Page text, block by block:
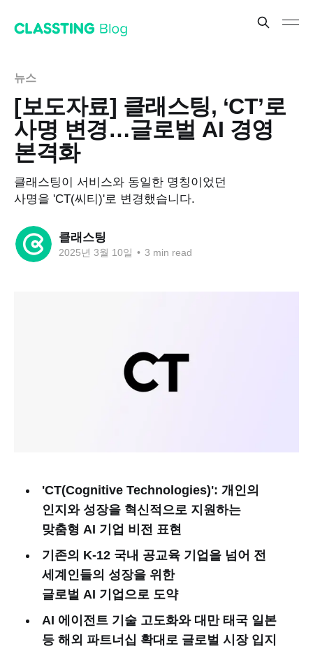
뉴스
[보도자료] 클래스팅, ‘CT’로
사명 변경…글로벌 AI 경영
본격화
클래스팅이 서비스와 동일한 명칭이었던
사명을 'CT(씨티)'로 변경했습니다.
클래스팅
2025년 3월 10일 • 3 min read
'CT(Cognitive Technologies)': 개인의
인지와 성장을 혁신적으로 지원하는
맞춤형 AI 기업 비전 표현
기존의 K-12 국내 공교육 기업을 넘어 전
세계인들의 성장을 위한
글로벌 AI 기업으로 도약
AI 에이전트 기술 고도화와 대만 태국 일본
등 해외 파트너십 확대로 글로벌 시장 입지